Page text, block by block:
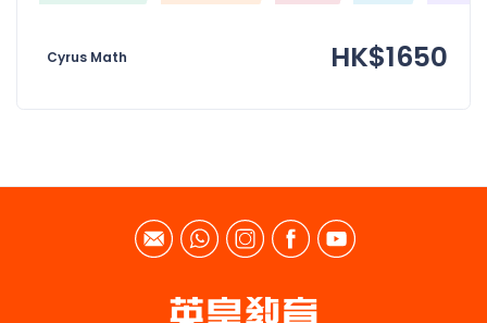
Cyrus Math HK$1650